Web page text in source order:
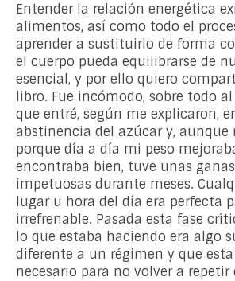
Entender la relación energética
alimentos, así como todo el
aprender a sustituirlo de forma
el cuerpo pueda equilibrarse de
esencial, y por ello quiero
libro. Fue incómodo, sobre todo
que entré, según me explicaron,
abstinencia del azúcar y, aunque
porque día a día mi peso
encontraba bien, tuve unas
impetuosas durante meses.
lugar u hora del día era perfecta
irrefrenable. Pasada esta fase
lo que estaba haciendo era algo
diferente a un régimen y que
necesario para no volver a repetir